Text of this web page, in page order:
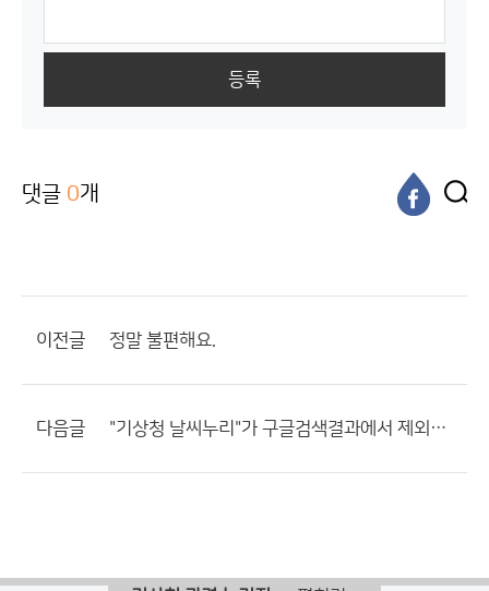
등록
댓글 0개
이전글 정말 불편해요.
다음글 "기상청 날씨누리"가 구글검색결과에서 제외된 이유가 뭡니까?